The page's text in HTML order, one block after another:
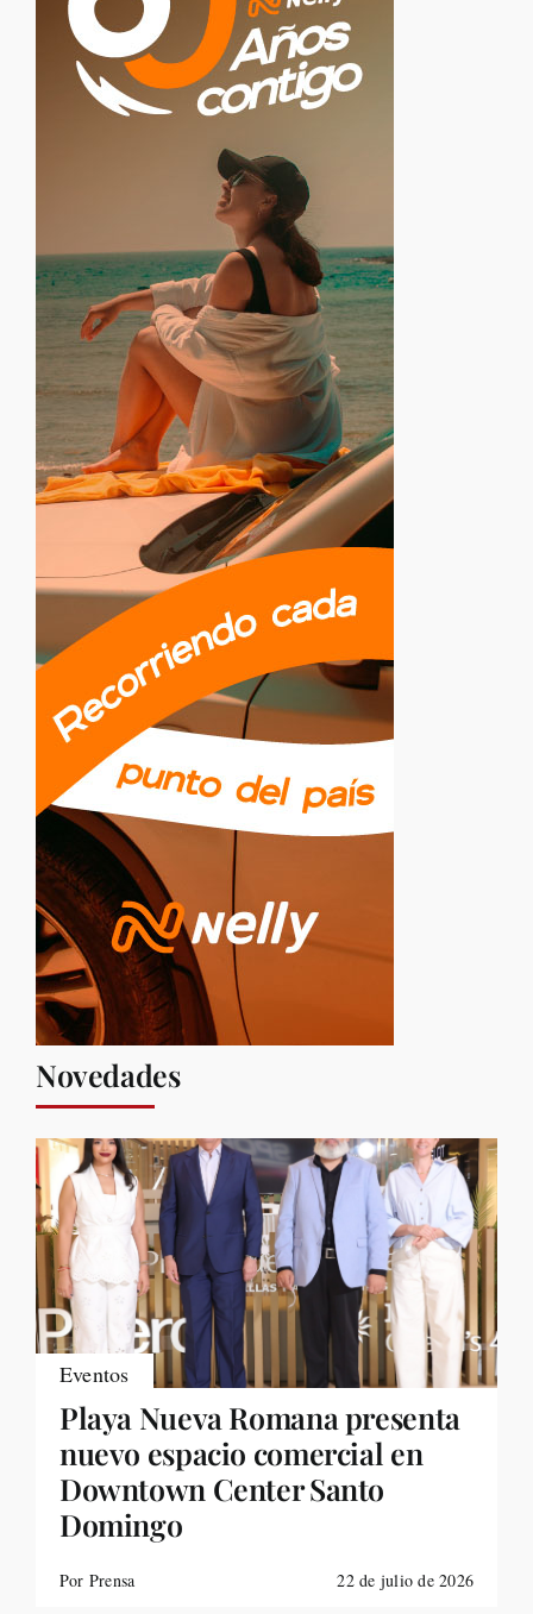
Healthy Food
Novedades
Eventos
Playa Nueva Romana presenta
nuevo espacio comercial en
Downtown Center Santo
Domingo
Por Prensa 22 de julio de 2026